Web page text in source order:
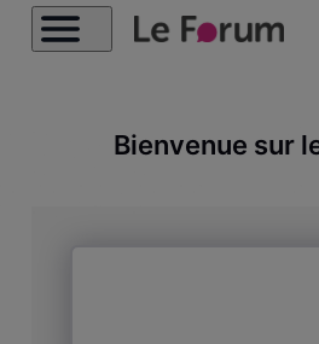
Bienvenue sur